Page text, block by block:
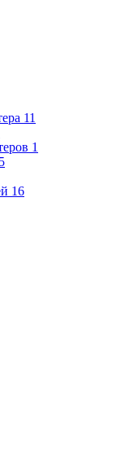
11
1
16